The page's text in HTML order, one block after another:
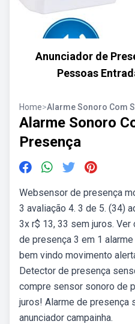
Anunciador de
Pessoas
Home>Alarme Sonoro Com
Alarme Sonoro
Presença
Websensor de presença
3 avaliação 4. 3 de 5. (34)
3x r$ 13, 33 sem juros.
de presença 3 em 1
bem vindo movimento
Detector de presença
compre sensor sonoro de
juros! Alarme de presença
anunciador campainha.